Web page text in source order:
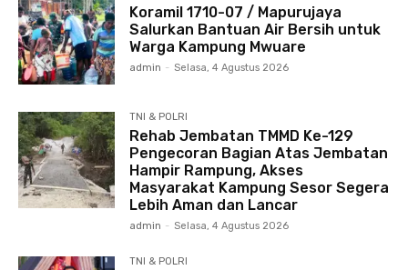
Koramil 1710-07 / Mapurujaya
Salurkan Bantuan Air Bersih untuk
Warga Kampung Mwuare
admin - Selasa, 4 Agustus 2026
TNI & POLRI
Rehab Jembatan TMMD Ke-129
Pengecoran Bagian Atas Jembatan
Hampir Rampung, Akses
Masyarakat Kampung Sesor Segera
Lebih Aman dan Lancar
admin - Selasa, 4 Agustus 2026
TNI & POLRI